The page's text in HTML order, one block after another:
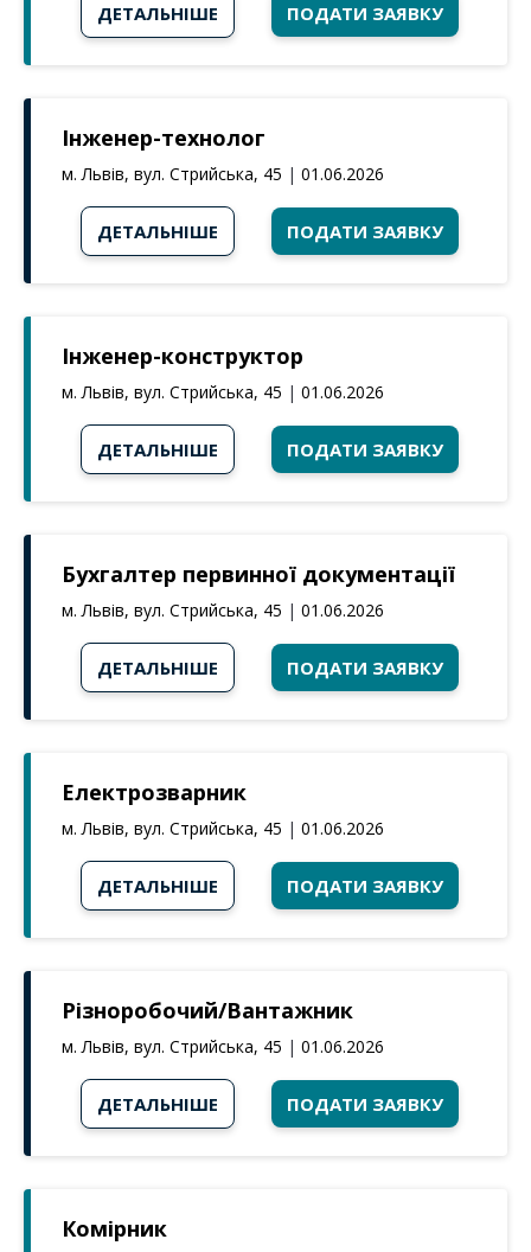
ДЕТАЛЬНІШЕ ПОДАТИ ЗАЯВКУ
Інженер-технолог
м. Львів, вул. Стрийська, 45 | 01.06.2026
ДЕТАЛЬНІШЕ ПОДАТИ ЗАЯВКУ
Інженер-конструктор
м. Львів, вул. Стрийська, 45 | 01.06.2026
ДЕТАЛЬНІШЕ ПОДАТИ ЗАЯВКУ
Бухгалтер первинної документації
м. Львів, вул. Стрийська, 45 | 01.06.2026
ДЕТАЛЬНІШЕ ПОДАТИ ЗАЯВКУ
Електрозварник
м. Львів, вул. Стрийська, 45 | 01.06.2026
ДЕТАЛЬНІШЕ ПОДАТИ ЗАЯВКУ
Різноробочий/Вантажник
м. Львів, вул. Стрийська, 45 | 01.06.2026
ДЕТАЛЬНІШЕ ПОДАТИ ЗАЯВКУ
Комірник